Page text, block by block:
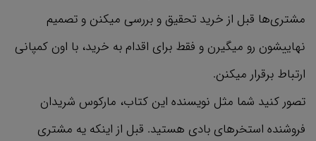
مشتری‌ها قبل از خرید تحقیق و بررسی میکنن و تصمیم
نهاییشون رو میگیرن و فقط برای اقدام به خرید، با اون کمپانی
ارتباط برقرار میکنن.
تصور کنید شما مثل نویسنده این کتاب، مارکوس شریدان
فروشنده استخرهای بادی هستید. قبل از اینکه یه مشتری